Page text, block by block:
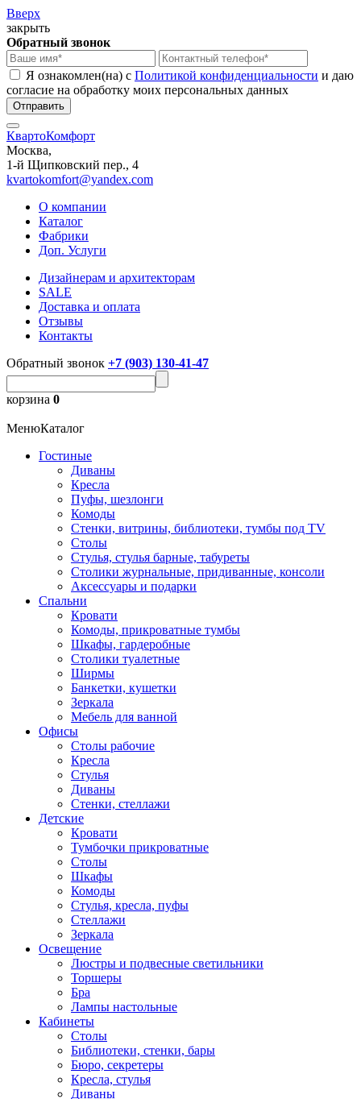
Вверх
закрыть
Обратный звонок
Я ознакомлен(на) с Политикой конфиденциальности и даю
согласие на обработку моих персональных данных
КвартоКомфорт
Москва,
1-й Щипковский пер., 4
kvartokomfort@yandex.com
О компании
Каталог
Фабрики
Доп. Услуги
Дизайнерам и архитекторам
SALE
Доставка и оплата
Отзывы
Контакты
Обратный звонок +7 (903) 130-41-47
корзина 0
МенюКаталог
Гостиные
Диваны
Кресла
Пуфы, шезлонги
Комоды
Стенки, витрины, библиотеки, тумбы под TV
Столы
Стулья, стулья барные, табуреты
Столики журнальные, придиванные, консоли
Аксессуары и подарки
Спальни
Кровати
Комоды, прикроватные тумбы
Шкафы, гардеробные
Столики туалетные
Ширмы
Банкетки, кушетки
Зеркала
Мебель для ванной
Офисы
Столы рабочие
Кресла
Стулья
Диваны
Стенки, стеллажи
Детские
Кровати
Тумбочки прикроватные
Столы
Шкафы
Комоды
Стулья, кресла, пуфы
Стеллажи
Зеркала
Освещение
Люстры и подвесные светильники
Торшеры
Бра
Лампы настольные
Кабинеты
Столы
Библиотеки, стенки, бары
Бюро, секретеры
Кресла, стулья
Диваны